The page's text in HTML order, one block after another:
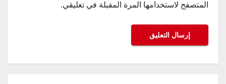
المتصفح لاستخدامها المرة المقبلة في تعليقي.